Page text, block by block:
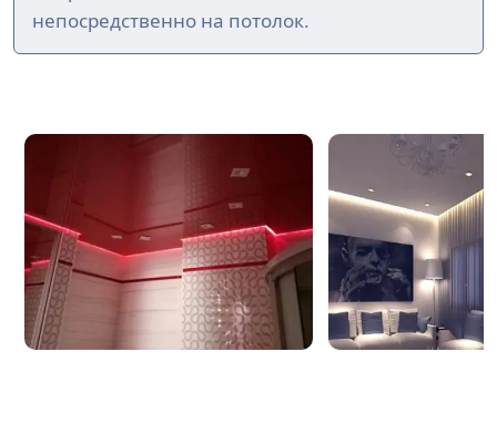
непосредственно на потолок.